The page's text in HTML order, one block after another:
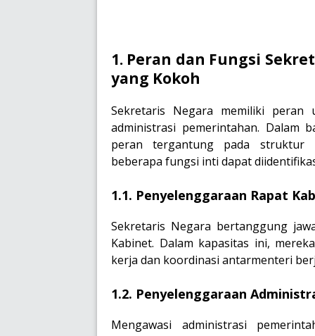
1. Peran dan Fungsi
yang Kokoh
Sekretaris Negara memiliki peran
administrasi pemerintahan. Dalam
peran tergantung pada struktur
beberapa fungsi inti dapat
1.1. Penyelenggaraan Rapat
Sekretaris Negara bertanggung
Kabinet. Dalam kapasitas ini,
kerja dan koordinasi antarmenteri
1.2. Penyelenggaraan
Mengawasi administrasi